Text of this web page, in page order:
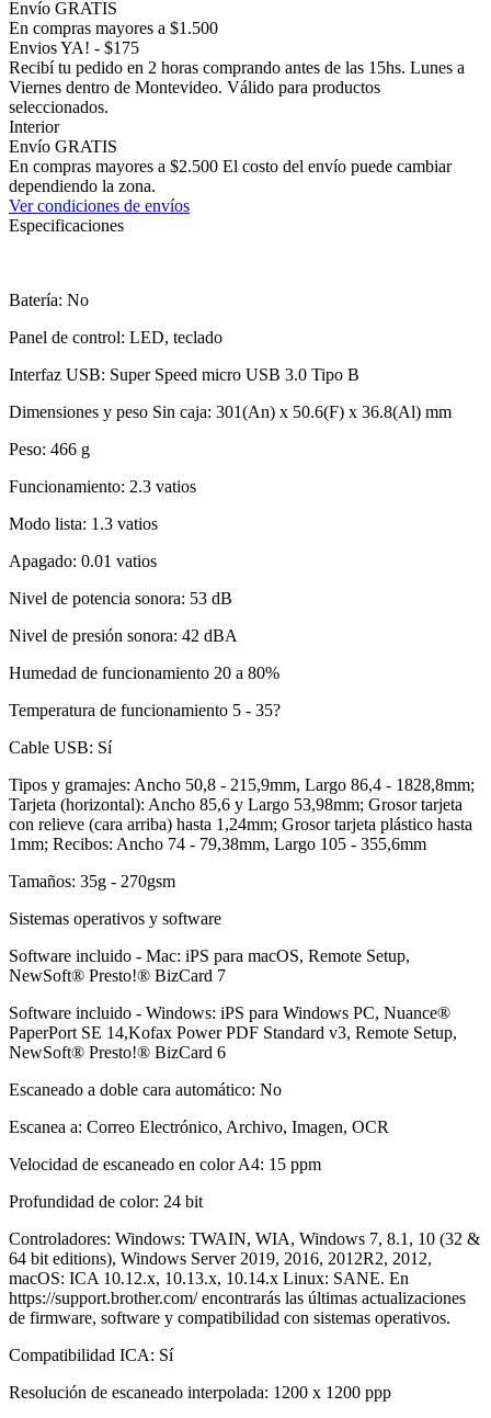
Envío GRATIS
En compras mayores a $1.500
Envios YA! - $175
Recibí tu pedido en 2 horas comprando antes de las 15hs. Lunes a
Viernes dentro de Montevideo. Válido para productos
seleccionados.
Interior
Envío GRATIS
En compras mayores a $2.500 El costo del envío puede cambiar
dependiendo la zona.
Ver condiciones de envíos
Especificaciones
Batería: No
Panel de control: LED, teclado
Interfaz USB: Super Speed micro USB 3.0 Tipo B
Dimensiones y peso Sin caja: 301(An) x 50.6(F) x 36.8(Al) mm
Peso: 466 g
Funcionamiento: 2.3 vatios
Modo lista: 1.3 vatios
Apagado: 0.01 vatios
Nivel de potencia sonora: 53 dB
Nivel de presión sonora: 42 dBA
Humedad de funcionamiento 20 a 80%
Temperatura de funcionamiento 5 - 35?
Cable USB: Sí
Tipos y gramajes: Ancho 50,8 - 215,9mm, Largo 86,4 - 1828,8mm;
Tarjeta (horizontal): Ancho 85,6 y Largo 53,98mm; Grosor tarjeta
con relieve (cara arriba) hasta 1,24mm; Grosor tarjeta plástico hasta
1mm; Recibos: Ancho 74 - 79,38mm, Largo 105 - 355,6mm
Tamaños: 35g - 270gsm
Sistemas operativos y software
Software incluido - Mac: iPS para macOS, Remote Setup,
NewSoft® Presto!® BizCard 7
Software incluido - Windows: iPS para Windows PC, Nuance®
PaperPort SE 14,Kofax Power PDF Standard v3, Remote Setup,
NewSoft® Presto!® BizCard 6
Escaneado a doble cara automático: No
Escanea a: Correo Electrónico, Archivo, Imagen, OCR
Velocidad de escaneado en color A4: 15 ppm
Profundidad de color: 24 bit
Controladores: Windows: TWAIN, WIA, Windows 7, 8.1, 10 (32 &
64 bit editions), Windows Server 2019, 2016, 2012R2, 2012,
macOS: ICA 10.12.x, 10.13.x, 10.14.x Linux: SANE. En
https://support.brother.com/ encontrarás las últimas actualizaciones
de firmware, software y compatibilidad con sistemas operativos.
Compatibilidad ICA: Sí
Resolución de escaneado interpolada: 1200 x 1200 ppp